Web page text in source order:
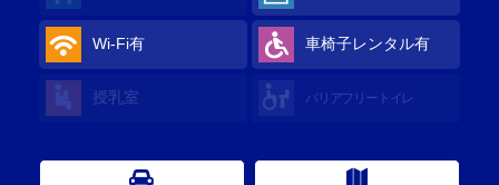
Wi-Fi有 車椅子レンタル有
授乳室 バリアフリートイレ